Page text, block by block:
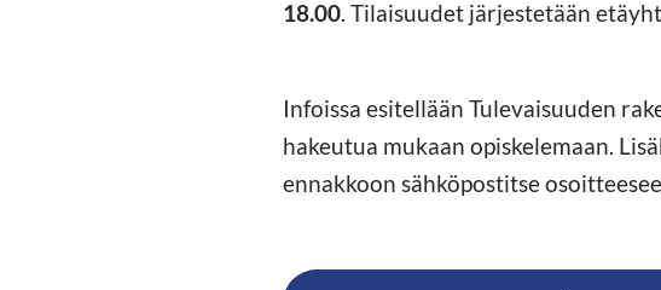
18.00. Tilaisuudet järjestetään
Infoissa esitellään Tulevaisuuden
hakeutua mukaan opiskelemaan.
ennakkoon sähköpostitse